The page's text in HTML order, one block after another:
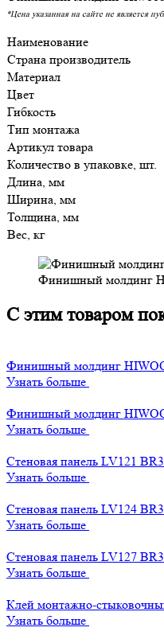
*Цена указанная на сайте не является
Наименование
Страна производитель
Материал
Цвет
Гибкость
Тип монтажа
Артикул товара
Количество в упаковке, шт.
Длина, мм
Ширина, мм
Толщина, мм
Вес, кг
Финишный молдинг
С этим товаром
Финишный молдинг
Узнать больше
Финишный молдинг
Узнать больше
Стеновая панель LV121
Узнать больше
Стеновая панель LV124
Узнать больше
Стеновая панель LV127
Узнать больше
Клей монтажно-
Узнать больше